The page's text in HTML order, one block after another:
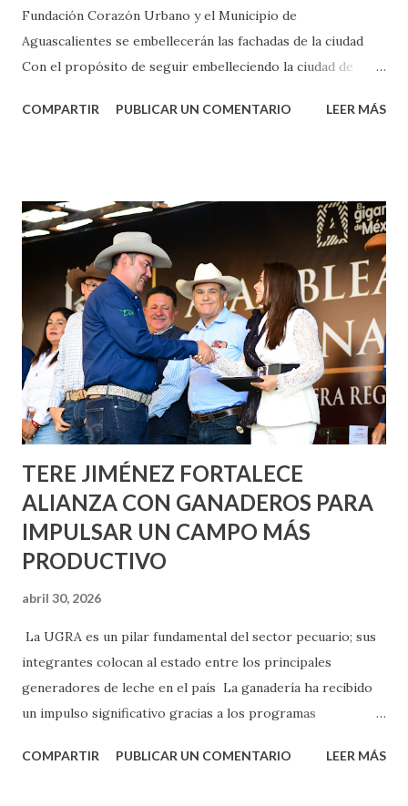
Fundación Corazón Urbano y el Municipio de
Aguascalientes se embellecerán las fachadas de la ciudad
Con el propósito de seguir embelleciendo la ciudad de
municipal, Leo Montañez dio inicio al programa
Corazón Urbano y el Municipio capital. Leo Montañez
informó que en este programa se usarán cerca de 90 mil
metros cuadrados de pintura, para dar inicio en la calle
Nieto, entre Jesús F. Elizondo y la calle 22 de Octubre, con
lo que se aplicará pintura en 66 casas. Posteriormente se
llevará este programa a Villas de Nuestra Señora de la
Asunción, Avenida Alameda y Decreto 27 de Septiembre, en
los edificios FOVISSSTE Ojo de Agua, en la comunidad
Norias de Paso Hondo y en los edificios de...
COMPARTIR PUBLICAR UN COMENTARIO LEER MÁS
TERE JIMÉNEZ FORTALECE
ALIANZA CON GANADEROS PARA
IMPULSAR UN CAMPO MÁS
PRODUCTIVO
abril 30, 2026
La UGRA es un pilar fundamental del sector pecuario; sus
integrantes colocan al estado entre los principales
generadores de leche en el país La ganadería ha recibido
un impulso significativo gracias a los programas
muestra de su respaldo firme y decidido al campo, la
COMPARTIR PUBLICAR UN COMENTARIO LEER MÁS